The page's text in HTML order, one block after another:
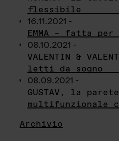
flessibile
16.11.2021 -
EMMA – fatta
08.10.2021 -
VALENTIN &
letti da sogno
08.09.2021 -
GUSTAV, la parete
multifunzionale
Archivio